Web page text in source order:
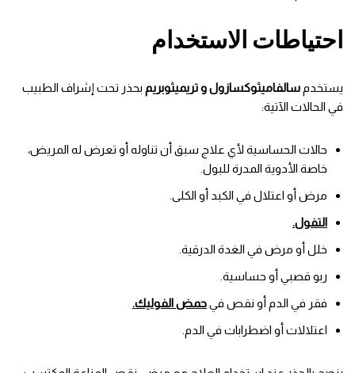
احتياطات الاستخدام
يستخدم سالفاميثوكسازول و تريميثوبريم بحذر تحت إشراف الطبيب
في الحالات الآتية:
حالات الحساسية لأي علاج سبق أن تناوله أو تعرض له المريض،
خاصة الأدوية المدرة للبول.
مرض أو اعتلال في الكبد أو الكلى.
التفول.
خلل أو مرض في الغدة الدرقية.
ربو قصبي أو حساسية.
فقر في الدم أو نقص فيحمض الفوليك.
اعتلالات أو اضطرابات في الدم.